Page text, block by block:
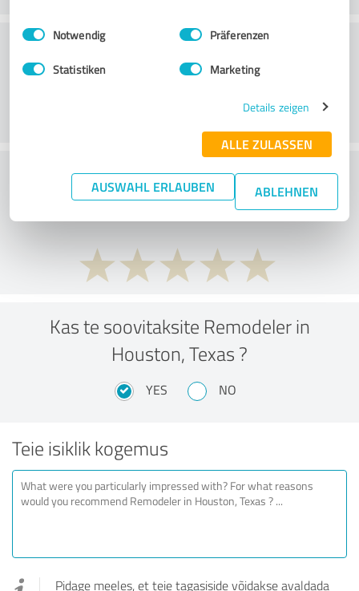
Impressum Datenschutzbestimmungen
Einwilligungsauswahl
Notwendig Präferenzen
Statistiken Marketing
Details zeigen
ALLE ZULASSEN
AUSWAHL ERLAUBEN ABLEHNEN
Klienditeenindus
What do you think of the price to
performance ratio?
Kas te soovitaksite Remodeler in
Houston, Texas ?
YES NO
Teie isiklik kogemus
Pidage meeles, et teie tagasiside võidakse avaldada